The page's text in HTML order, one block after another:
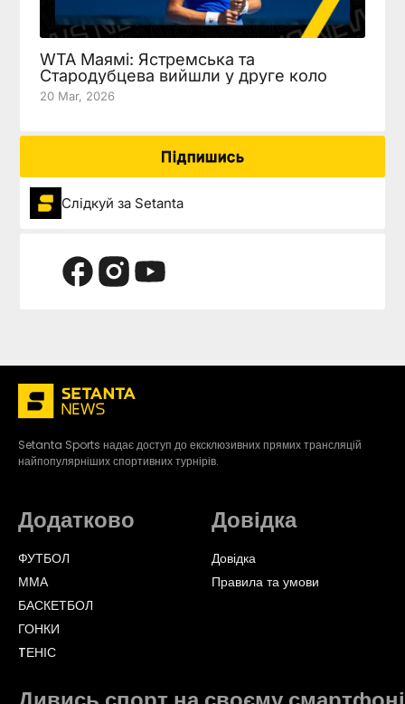
WTA Маямі: Ястремська та
Стародубцева вийшли у друге коло
20 Mar, 2026
Підпишись
Слідкуй за Setanta
Setanta Sports надає доступ до ексклюзивних прямих трансляцій
найпопулярніших спортивних турнірів.
Додатково
ФУТБОЛ
ММА
БАСКЕТБОЛ
ГОНКИ
TЕНІС
Довідка
Довідка
Правила та умови